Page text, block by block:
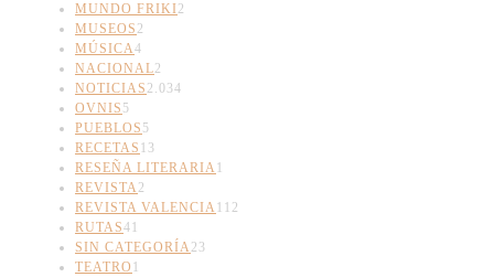
MUNDO FRIKI2
MUSEOS 2
MÚSICA4
NACIONAL2
NOTICIAS 2.034
OVNIS 5
PUEBLOS 5
RECETAS 13
RESEÑA LITERARIA1
REVISTA2
REVISTA VALENCIA112
RUTAS41
SIN CATEGORÍA23
TEATRO 1